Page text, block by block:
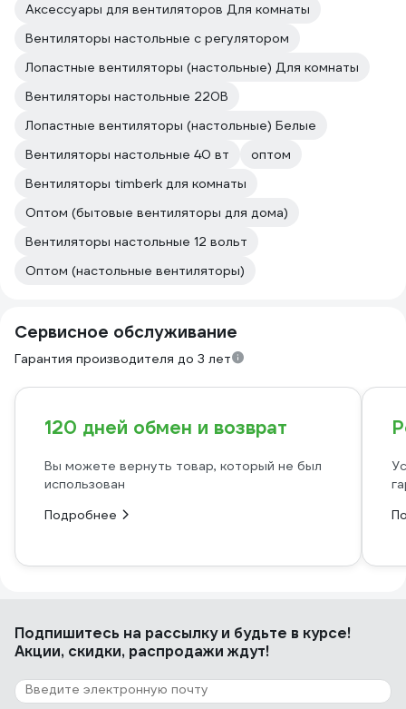
Аксессуары для вентиляторов Для комнаты
Вентиляторы настольные с регулятором
Лопастные вентиляторы (настольные) Для комнаты
Вентиляторы настольные 220В
Лопастные вентиляторы (настольные) Белые
Вентиляторы настольные 40 вт
оптом
Вентиляторы timberk для комнаты
Оптом (бытовые вентиляторы для дома)
Вентиляторы настольные 12 вольт
Оптом (настольные вентиляторы)
Сервисное обслуживание
Гарантия производителя до 3 лет
120 дней обмен и возврат
Вы можете вернуть товар, который не был
использован
Подробнее
Подпишитесь на рассылкуи будьте в курсе!
Акции, скидки, распродажи ждут!